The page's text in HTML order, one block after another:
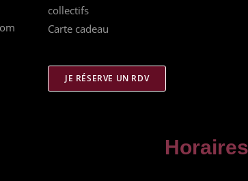
collectifs
Carte cadeau
JE RÉSERVE UN RDV